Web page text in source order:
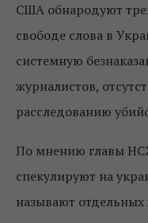
США обнародуют
свободе слова в
системную
журналистов,
расследованию
По мнению главы
спекулируют на
называют